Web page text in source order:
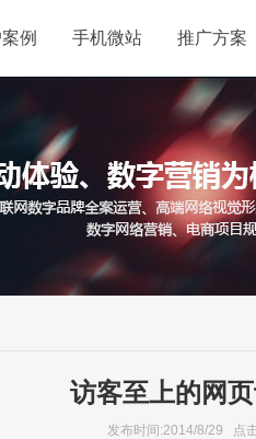
例 手机微站 推广方案
访客至上的网
发布时间:2014/8/29 点